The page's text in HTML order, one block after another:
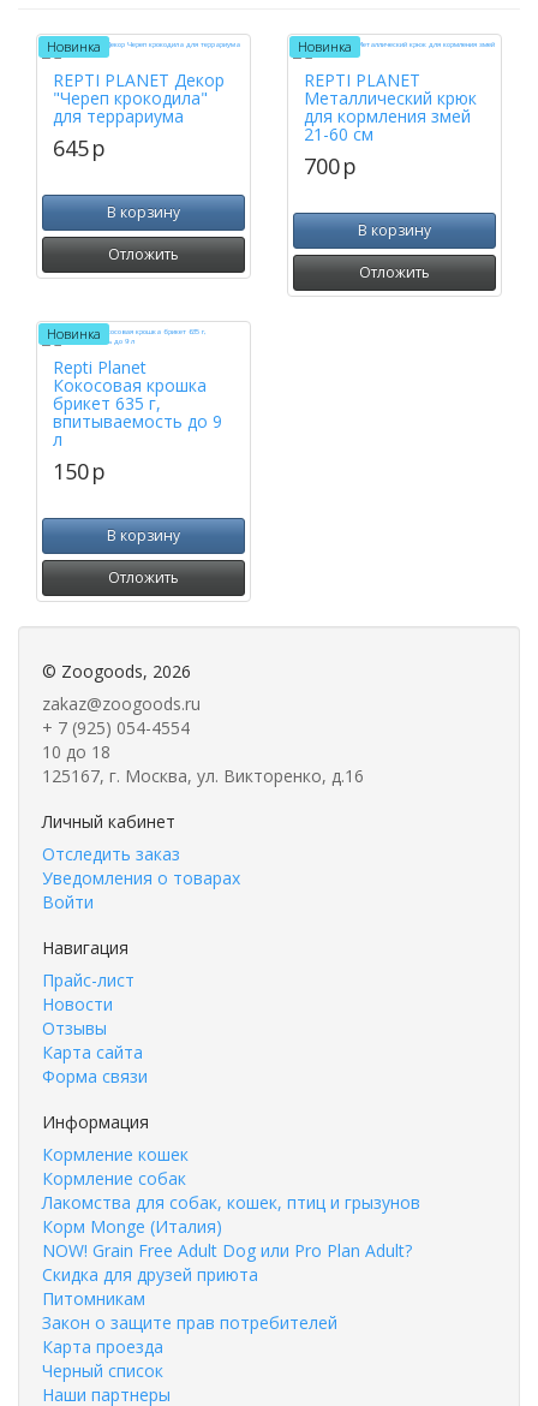
Новинка
REPTI PLANET Декор
"Череп крокодила"
для террариума
645p
В корзину
Отложить
Новинка
REPTI PLANET
Металлический крюк
для кормления змей
21-60 см
700p
В корзину
Отложить
Новинка
Repti Planet
Кокосовая крошка
брикет 635 г,
впитываемость до 9
л
150p
В корзину
Отложить
© Zoogoods, 2026
zakaz@zoogoods.ru
+ 7 (925) 054-4554
10 до 18
125167, г. Москва, ул. Викторенко, д.16
Личный кабинет
Отследить заказ
Уведомления о товарах
Войти
Навигация
Прайс-лист
Новости
Отзывы
Карта сайта
Форма связи
Информация
Кормление кошек
Кормление собак
Лакомства для собак, кошек, птиц и грызунов
Корм Monge (Италия)
NOW! Grain Free Adult Dog или Pro Plan Adult?
Скидка для друзей приюта
Питомникам
Закон о защите прав потребителей
Карта проезда
Черный список
Наши партнеры